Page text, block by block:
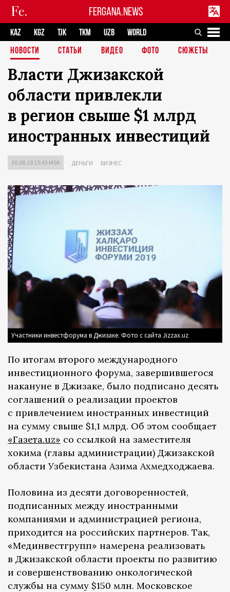
FERGANA.NEWS
KAZ KGZ TJK TKM UZB
WORLD
НОВОСТИ
СТАТЬИ ВИДЕО ФОТО СЮЖЕТЫ
Власти Джизакской
области привлекли
в регион свыше $1 млрд
иностранных инвестиций
30.08.19 15:43 MSK ДЕНЬГИ БИЗНЕС
Участники инвестфорума в Джизаке. Фото с сайта Jizzax.uz
По итогам второго международного
инвестиционного форума, завершившегося
накануне в Джизаке, было подписано десять
соглашений о реализации проектов
с привлечением иностранных инвестиций
на сумму свыше $1,1 млрд. Об этом сообщает
«Газета.uz» со ссылкой на заместителя
хокима (главы администрации) Джизакской
области Узбекистана Азима Ахмедходжаева.
Половина из десяти договоренностей,
подписанных между иностранными
компаниями и администрацией региона,
приходится на российских партнеров. Так,
«Мединвестгрупп» намерена реализовать
в Джизакской области проекты по развитию
и совершенствованию онкологической
службы на сумму $150 млн. Московское